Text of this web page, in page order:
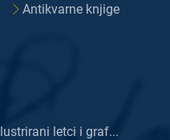
Antikvarne knjige
letci i graf...